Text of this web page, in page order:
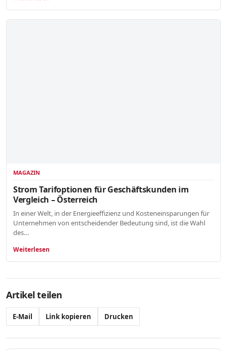
MAGAZIN
Strom Tarifoptionen für Geschäftskunden im
Vergleich – Österreich
In einer Welt, in der Energieeffizienz und Kosteneinsparungen für
Unternehmen von entscheidender Bedeutung sind, ist die Wahl
des…
Weiterlesen
Artikel teilen
E-Mail Link kopieren Drucken